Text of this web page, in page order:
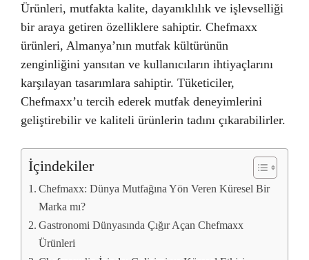
Ürünleri, mutfakta kalite, dayanıklılık ve işlevselliği
bir araya getiren özelliklere sahiptir. Chefmaxx
ürünleri, Almanya’nın mutfak kültürünün
zenginliğini yansıtan ve kullanıcıların ihtiyaçlarını
karşılayan tasarımlara sahiptir. Tüketiciler,
Chefmaxx’u tercih ederek mutfak deneyimlerini
geliştirebilir ve kaliteli ürünlerin tadını çıkarabilirler.
İçindekiler
Chefmaxx: Dünya Mutfağına Yön Veren Küresel Bir
Marka mı?
Gastronomi Dünyasında Çığır Açan Chefmaxx
Ürünleri